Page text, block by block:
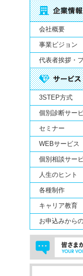
会社概要
事業ビジョン
代表者挨拶・
3STEP方式
個別診断サー
セミナー
WEBサービス
個別相談サー
人生のヒント
各種制作
キャリア教育
お申込みから